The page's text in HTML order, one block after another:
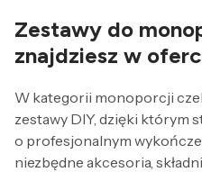
Zestawy do
znajdziesz w
W kategorii monoporcji
zestawy DIY, dzięki którym
o profesjonalnym
niezbędne akcesoria,